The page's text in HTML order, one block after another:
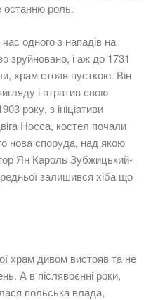
останню роль.
одного з нападів на
зруйновано, і аж до 1731
храм стояв пусткою. Він
і втратив свою
року, з ініціативи
Носса, костел почали
нова споруда, над якою
Ян Кароль Зубжицький-
залишився хіба що
храм дивом вистояв та не
А в післявоєнні роки,
польська влада,